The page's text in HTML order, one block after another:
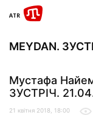
MEYDAN.
Мустафа
ЗУСТРІЧ.
21 квітня 2018, 18:00